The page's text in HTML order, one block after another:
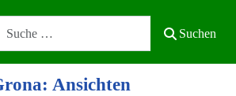
Suchen
Ansichten